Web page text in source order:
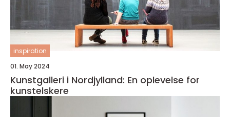
inspiration
01. May 2024
Kunstgalleri i Nordjylland: En oplevelse for
kunstelskere